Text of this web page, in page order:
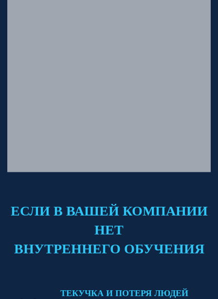
ЕСЛИ В ВАШЕЙ КОМПАНИИ
НЕТ
ВНУТРЕННЕГО ОБУЧЕНИЯ
ТЕКУЧКА И ПОТЕРЯ ЛЮДЕЙ